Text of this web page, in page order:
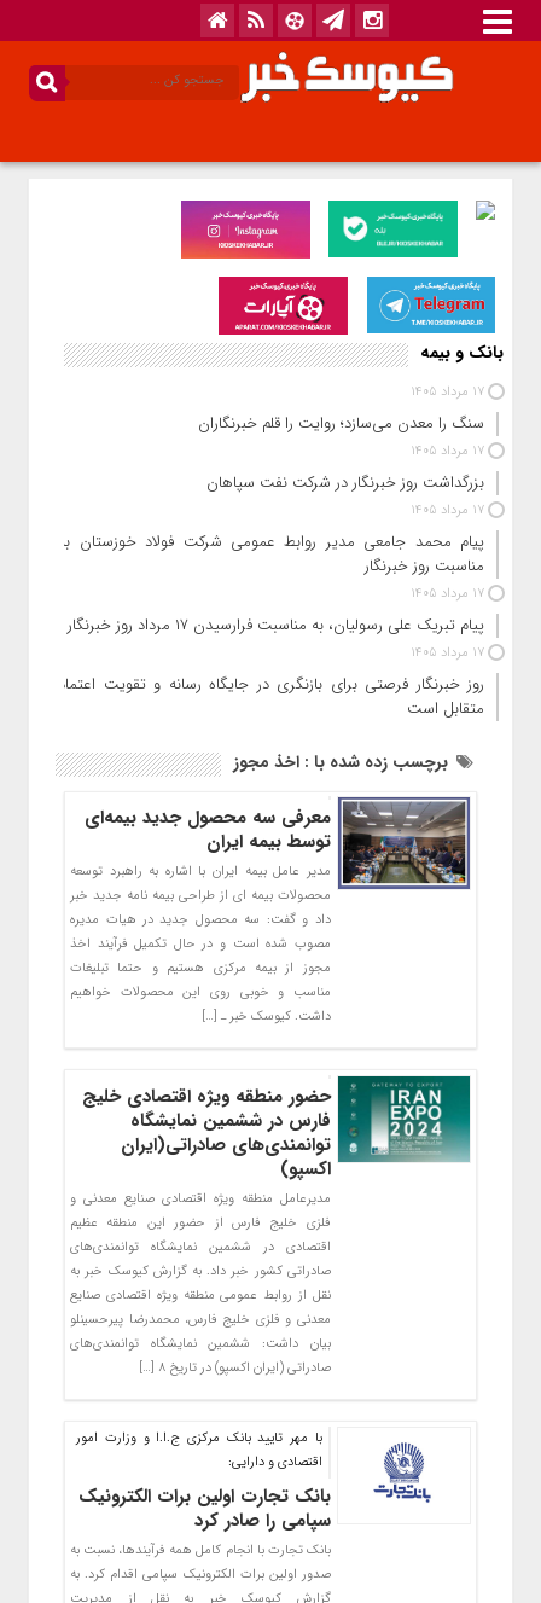
بانک و بیمه
17 مرداد 1405
سنگ را معدن می‌سازد؛ روایت را قلم خبرنگاران
17 مرداد 1405
بزرگداشت روز خبرنگار در شرکت نفت سپاهان
17 مرداد 1405
پیام محمد جامعی مدیر روابط عمومی شرکت فولاد خوزستان به
مناسبت روز خبرنگار
17 مرداد 1405
پیام تبریک علی رسولیان، به مناسبت فرارسیدن ۱۷ مرداد روز خبرنگار
17 مرداد 1405
روز خبرنگار فرصتی برای بازنگری در جایگاه رسانه و تقویت اعتماد
متقابل است
برچسب زده شده با : اخذ مجوز
معرفی سه محصول جدید بیمه‌ای
توسط بیمه ایران
مدیر عامل بیمه ایران با اشاره به راهبرد توسعه
محصولات بیمه ای از طراحی بیمه نامه جدید خبر
داد و گفت: سه محصول جدید در هیات مدیره
مصوب شده است و در حال تکمیل فرآیند اخذ
مجوز از بیمه مرکزی هستیم و حتما تبلیغات
مناسب و خوبی روی این محصولات خواهیم
داشت. کیوسک خبر ـ […]
حضور منطقه ویژه اقتصادی خلیج
فارس در ششمین نمایشگاه
توانمندی‌های صادراتی(ایران
اکسپو)
مدیرعامل منطقه ویژه اقتصادی صنایع معدنی و
فلزی خلیج فارس از حضور این منطقه عظیم
اقتصادی در ششمین نمایشگاه توانمندی‌های
صادراتی کشور خبر داد. به گزارش کیوسک خبر به
نقل از روابط عمومی منطقه ویژه اقتصادی صنایع
معدنی و فلزی خلیج فارس، محمدرضا پیرحسینلو
بیان داشت: ششمین نمایشگاه توانمندی‌های
صادراتی (ایران اکسپو) در تاریخ ۸ […]
با مهر تایید بانک مرکزی ج.ا.ا و وزارت امور
اقتصادی و دارایی:
بانک تجارت اولین برات الکترونیک
سپامی را صادر کرد
بانک تجارت با انجام کامل همه فرآیندها، نسبت به
صدور اولین برات الکترونیک سپامی اقدام کرد. به
گزارش کیوسک خبر به نقل از مدیریت